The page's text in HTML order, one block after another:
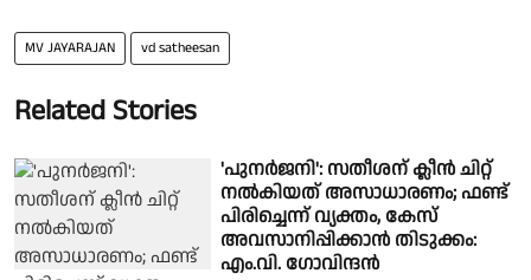
MV JAYARAJAN vd satheesan
Related Stories
'പുനർജനി': സതീശന് ക്ലീന്‍ ചിറ്റ്
നല്‍കിയത് അസാധാരണം; ഫണ്ട്
പിരിച്ചെന്ന് വ്യക്തം, കേസ്
അവസാനിപ്പിക്കാൻ തിടുക്കം:
എം.വി. ഗോവിന്ദന്‍